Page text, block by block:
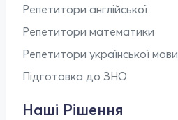
Репетитори англійської
Репетитори математики
Репетитори української мови
Підготовка до ЗНО
Наші Рішення